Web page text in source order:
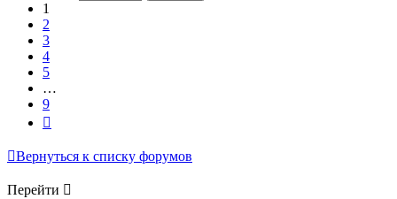
1
2
3
4
5
…
9
Вернуться к списку форумов
Перейти